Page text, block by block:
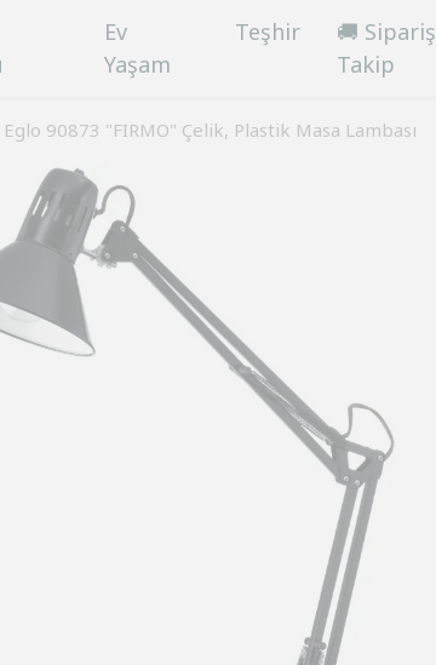
Ev
Yaşam
Teşhir
🚚 Sipariş
Takip
Eglo 90873 "FIRMO" Çelik, Plastik Masa Lambası